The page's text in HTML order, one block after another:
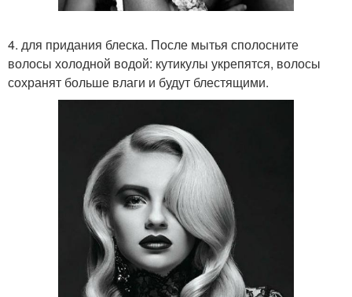
4. для придания блеска. После мытья сполосните
волосы холодной водой: кутикулы укрепятся, волосы
сохранят больше влаги и будут блестящими.